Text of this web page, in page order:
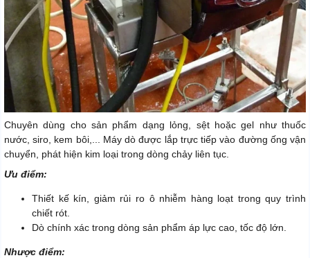
Chuyên dùng cho sản phẩm dạng lỏng, sệt hoặc gel như thuốc
nước, siro, kem bôi,... Máy dò được lắp trực tiếp vào đường ống vận
chuyển, phát hiện kim loại trong dòng chảy liên tục.
Ưu điểm:
Thiết kế kín, giảm rủi ro ô nhiễm hàng loạt trong quy trình
chiết rót.
Dò chính xác trong dòng sản phẩm áp lực cao, tốc độ lớn.
Nhược điểm: